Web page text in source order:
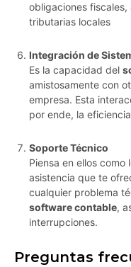
obligaciones
tributarias locales
Integración de
Es la capacidad del
amistosamente con
empresa. Esta
por ende, la
Soporte Técnico
Piensa en ellos como
asistencia que te
cualquier problema
software contable,
interrupciones.
Preguntas